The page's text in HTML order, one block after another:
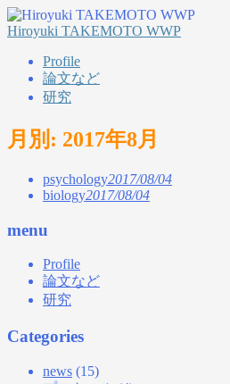
Hiroyuki TAKEMOTO WWP
Profile
論文など
研究
月別: 2017年8月
psychology2017/08/04
biology2017/08/04
menu
Profile
論文など
研究
Categories
news (15)